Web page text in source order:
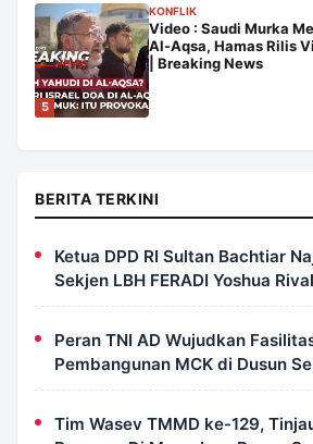
5
KONFLIK
Video : Saudi Murka
Al-Aqsa, Hamas Rilis
| Breaking News
BERITA TERKINI
Ketua DPD RI Sultan Bachtiar
Sekjen LBH FERADI Yoshua
Geopolitik dan Supremasi
Peran TNI AD Wujudkan
Pembangunan MCK di Dusun
Dikerjakan
Tim Wasev TMMD ke-129,